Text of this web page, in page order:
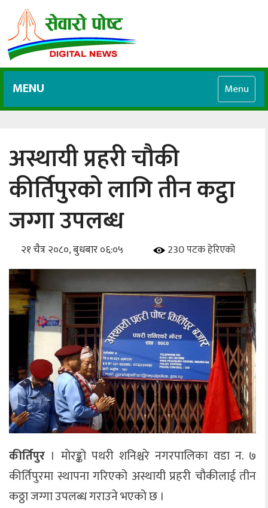
MENU Menu
अस्थायी प्रहरी चौकी
कीर्तिपुरको लागि तीन कट्ठा
जग्गा उपलब्ध
२१ चैत्र २०८०, बुधबार ०६:०५ 230 पटक हेरिएको
कीर्तिपुर । मोरङ्को पथरी शनिश्चरे नगरपालिका वडा न. ७
कीर्तिपुरमा स्थापना गरिएको अस्थायी प्रहरी चौकीलाई तीन
कठ्ठा जग्गा उपलब्ध गराउने भएको छ ।